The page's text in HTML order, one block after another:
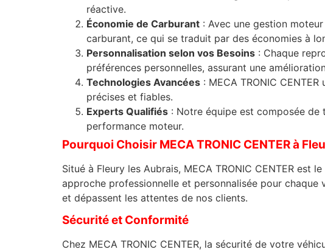
réactive.
Économie de Carburant : Avec une gestion
carburant, ce qui se traduit par des économies à
Personnalisation selon vos Besoins : Chaque
préférences personnelles, assurant une
Technologies Avancées : MECA TRONIC
précises et fiables.
Experts Qualifiés : Notre équipe est composée
performance moteur.
Pourquoi Choisir MECA TRONIC CENTER à
Situé à Fleury les Aubrais, MECA TRONIC CENTER est
approche professionnelle et personnalisée pour
et dépassent les attentes de nos clients.
Sécurité et Conformité
Chez MECA TRONIC CENTER, la sécurité de votre